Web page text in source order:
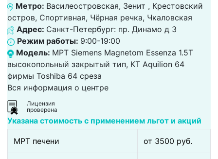
Метро: Василеостровская, Зенит , Крестовский
остров, Спортивная, Чёрная речка, Чкаловская
Адрес: Санкт-Петербург: пр. Динамо д 3
Режим работы: 9:00-19:00
Модель: МРТ Siemens Magnetom Essenza 1.5T
высокопольный закрытый тип, КТ Aquilion 64
фирмы Toshiba 64 среза
Вся информация о центре
Лицензия
проверена
Указана стоимость с применением льгот и акций
МРТ печени от 3500 pуб.